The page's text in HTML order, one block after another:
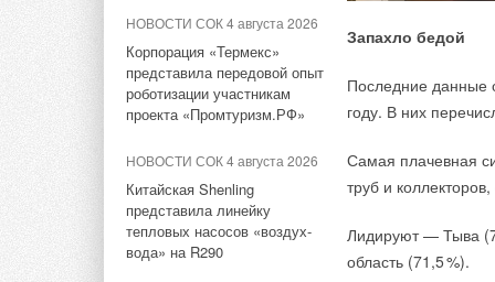
НОВОСТИ СОК 4 августа 2026
Корпорация «Термекс»
представила передовой опыт
роботизации участникам
проекта «Промтуризм.РФ»
НОВОСТИ СОК 4 августа 2026
Китайская Shenling
представила линейку
тепловых насосов «воздух-
вода» на R290
Запахло бедой
Последние данные
году. В них
Самая плачевная
труб и
Лидируют — Тыва
область (71,5%).
ЕВРАРОС и РЭЦ обсудили
возможности для роста
НОВОСТИ СОК 10 июня 2026
AURUS на ПМЭФ-2026:
Русклимат на ПМЭФ-2026:
инновации и партнёрства
сочетание
и премиального
победителями
бренда —
PIANOFORTE —